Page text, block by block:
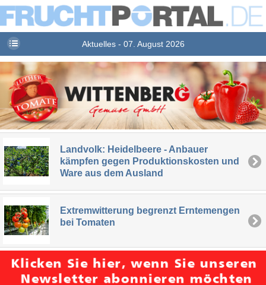
Aktuelles - 07. August 2026
Landvolk: Heidelbeere - Anbauer
kämpfen gegen Produktionskosten und
Ware aus dem Ausland
Extremwitterung begrenzt Erntemengen
bei Tomaten